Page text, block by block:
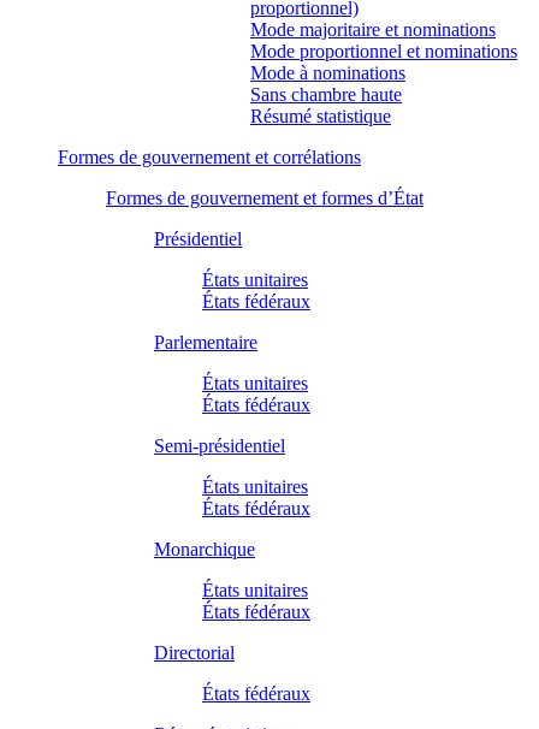
proportionnel)
Mode majoritaire et nominations
Mode proportionnel et nominations
Mode à nominations
Sans chambre haute
Résumé statistique
Formes de gouvernement et corrélations
Formes de gouvernement et formes d’État
Présidentiel
États unitaires
États fédéraux
Parlementaire
États unitaires
États fédéraux
Semi-présidentiel
États unitaires
États fédéraux
Monarchique
États unitaires
États fédéraux
Directorial
États fédéraux